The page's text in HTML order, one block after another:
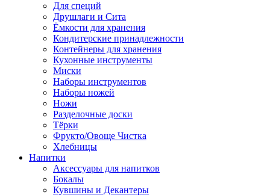
Для специй
Друшлаги и Сита
Ёмкости для хранения
Кондитерские принадлежности
Контейнеры для хранения
Кухонные инструменты
Миски
Наборы инструментов
Наборы ножей
Ножи
Разделочные доски
Тёрки
Фрукто/Овоще Чистка
Хлебницы
Напитки
Аксессуары для напитков
Бокалы
Кувшины и Декантеры